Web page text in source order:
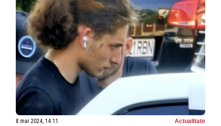
8 mai 2024, 14:11 Actualitate